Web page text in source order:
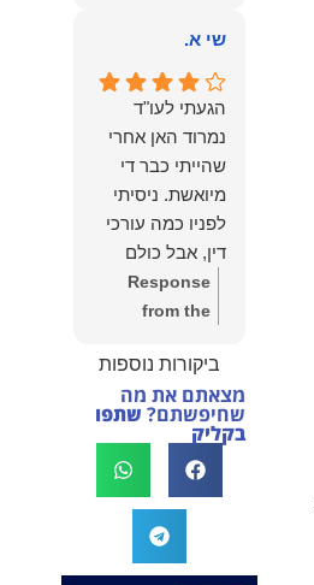
משרד עורכי דין
ונוטריון
יהודה, תודה
שמחנו מאוד
לשמוע שהייעוץ
עזר לך ושהיית
מרוצה.
מבחינתנו הוגנות
ומקצועיות הן
מעל הכל. נשמח
תמיד לעמוד
לרשותך בהמשך
שי א.
הגעתי לעו"ד
נמרוד האן אחרי
שהייתי כבר די
מיואשת. ניסיתי
לפניו כמה עורכי
דין, אבל כולם
נרתעו כי היה
מדובר בנושא
וסירבו לקחת
אותו.לאחר
שסיפרתי בקצרה
המקרה, הוא
החליט לייצג אותי
בלי לחשוב
פעמיים, הקשיב
Response
from the
רבה על המילים
החמות ועל
האמון. שמחנו
לעמוד לצידך,
במיוחד בתיק לא
פשוט, ומאחלים
לך המון הצלחה
בהמשך. תמיד
ביקורות נוספות
מצאתם את מה
שחיפשתם? שתפו
בקליק